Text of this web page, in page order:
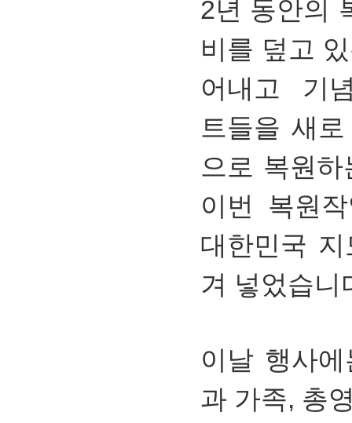
2년 동안의
비를 덮고
어내고 기
트들을 새
으로 복원
이번 복원
대한민국 지
겨 넣었습니
이날 행사
과 가족, 총